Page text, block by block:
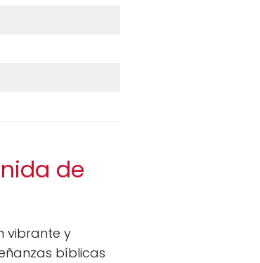
de
vibrante y
bíblicas